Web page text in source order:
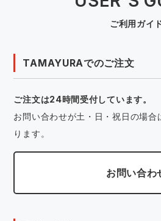
ご利用ガイ
TAMAYURAでのご注文
ご注文は24時間受付しています。
お問い合わせが土・日・祝日の場合
ります。
お問い合わ